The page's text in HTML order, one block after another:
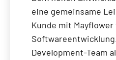
eine gemeinsame
Kunde mit
Development-Team